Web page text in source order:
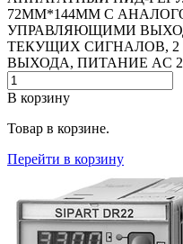
72MM*144MM С
УПРАВЛЯЮЩИМИ
ТЕКУЩИХ СИГНАЛОВ,
ВЫХОДА, ПИТАНИЕ AC
В корзину
Товар в корзине.
Перейти в корзину